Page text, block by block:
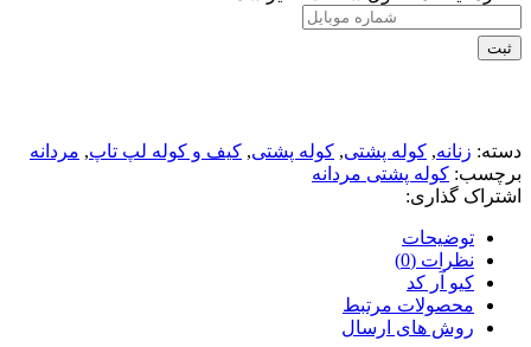
ثبت
دسته: زنانه, کوله پشتی, کوله پشتی, کیف و کوله لپ تاپ, مردانه
برچسب: کوله پشتی مردانه
اشتراک گذاری:
توضیحات
نظرات (0)
کیو آر کد
محصولات مرتبط
روش های ارسال